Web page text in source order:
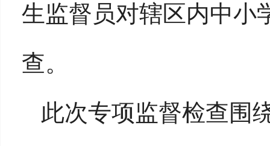
生监督员对辖区内中小
查。
此次专项监督检查围